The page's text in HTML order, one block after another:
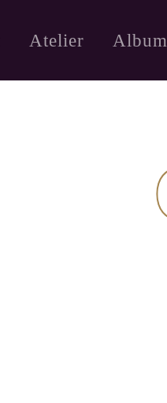
Atelier Album